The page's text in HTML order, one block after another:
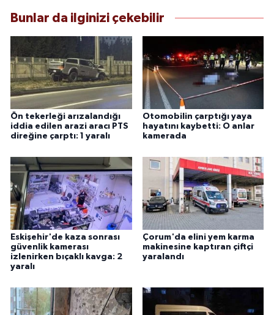
Bunlar da ilginizi çekebilir
Ön tekerleği arızalandığı
iddia edilen arazi aracı PTS
direğine çarptı: 1 yaralı
Otomobilin çarptığı yaya
hayatını kaybetti: O anlar
kamerada
Eskişehir'de kaza sonrası
güvenlik kamerası
izlenirken bıçaklı kavga: 2
yaralı
Çorum'da elini yem karma
makinesine kaptıran çiftçi
yaralandı